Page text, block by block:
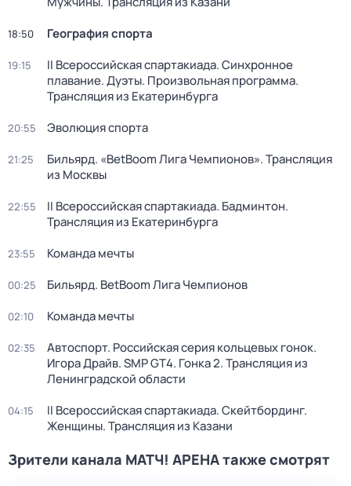
18:50 География спорта
19:15
II Всероссийская спартакиада. Синхронное
плавание. Дуэты. Произвольная программа.
Трансляция из Екатеринбурга
20:55 Эволюция спорта
21:25
Бильярд. «BetBoom Лига Чемпионов». Трансляция
из Москвы
22:55
II Всероссийская спартакиада. Бадминтон.
Трансляция из Екатеринбурга
23:55 Команда мечты
00:25 Бильярд. BetBoom Лига Чемпионов
02:10 Команда мечты
02:35
Автоспорт. Российская серия кольцевых гонок.
Игора Драйв. SMP GT4. Гонка 2. Трансляция из
Ленинградской области
04:15
II Всероссийская спартакиада. Скейтбординг.
Женщины. Трансляция из Казани
Зрители канала МАТЧ! АРЕНА также смотрят